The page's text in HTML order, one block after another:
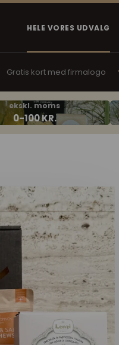
HELE VORES UDVALG
Gratis kort med firmalogo